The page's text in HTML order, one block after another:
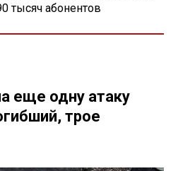
тысяч абонентов
еще одну атаку
трое